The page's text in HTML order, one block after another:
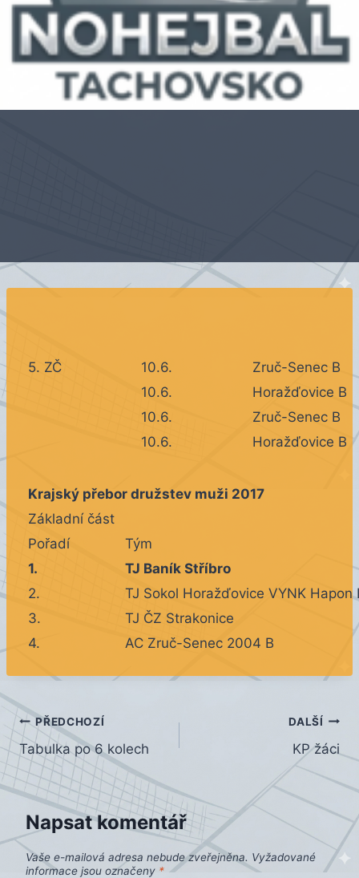
5. ZČ 10.6.
Zruč-Senec B
10.6.
Horažďovice B
10.6.
Zruč-Senec B
10.6.
Horažďovice B
Krajský přebor družstev muži 2017
Základní část
Pořadí
Tým
1.
TJ Baník Stříbro
2.
TJ Sokol Horažďovice VYNK Hapon
3.
TJ ČZ Strakonice
4.
AC Zruč-Senec 2004 B
Navigace
pro
příspěvek
PŘEDCHOZÍ
Tabulka po 6 kolech
DALŠÍ
KP žáci
Napsat komentář
Vaše e-mailová adresa nebude zveřejněna. Vyžadované
informace jsou označeny *